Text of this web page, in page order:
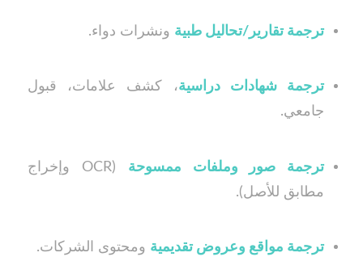
ترجمة تقارير/تحاليل طبية ونشرات دواء.
ترجمة شهادات دراسية، كشف علامات، قبول
جامعي.
ترجمة صور وملفات ممسوحة
(OCR وإخراج
مطابق للأصل).
ترجمة مواقع وعروض تقديمية ومحتوى الشركات.